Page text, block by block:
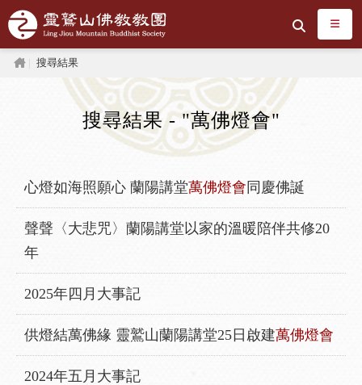
跳到主要內容區塊
搜尋
首頁搜尋結果
搜尋結果 - "萬佛燈會"
心燈如海照願心 蘭陽講堂萬佛燈會 同慶佛誕
聲聲〈大悲咒〉蘭陽講堂以家的溫暖陪伴共修20
年
2025年四月大事記
供燈結萬佛緣 靈鷲山蘭陽講堂25日啟建萬佛燈會
2024年五月大事記